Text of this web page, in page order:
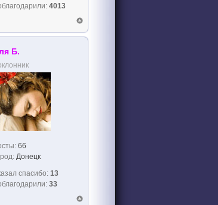
4013
Б.
66
Донецк
спасибо: 13
33